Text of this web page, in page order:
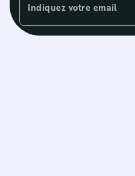
Indiquez votre email